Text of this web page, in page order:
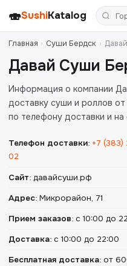
🍣SushiKatalog
Главная › Суши Бердск ›
Давай Суши
Информация о компании
доставку суши и роллов
по телефону доставки и
Телефон доставки: +7 (383)
02
Сайт: давайсуши.рф
Адрес: Микрорайон, 71
Прием заказов: с 10:00 до
Доставка: с 10:00 до 22:00
Бесплатная доставка: от